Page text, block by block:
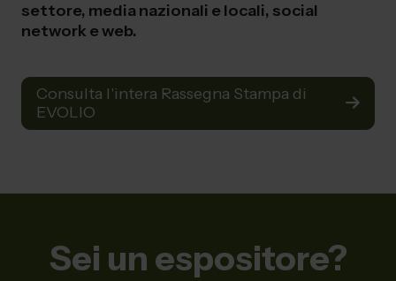
settore, media nazionali e locali, social
network e web.
Consulta l'intera Rassegna Stampa di
EVOLIO
Sei un espositore?